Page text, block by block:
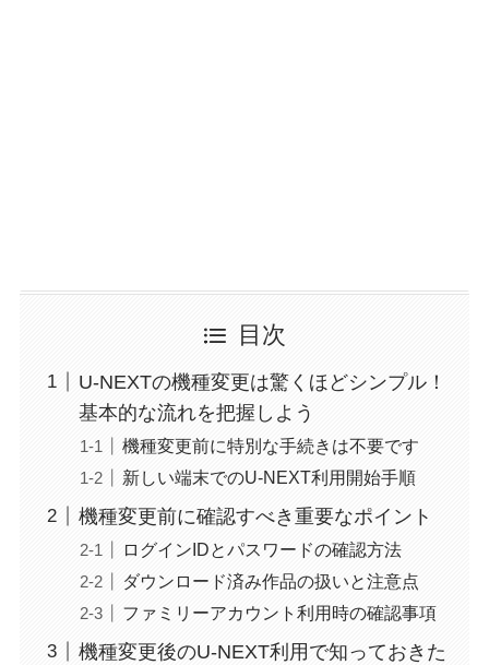
目次
U-NEXTの機種変更は驚くほどシンプル！
基本的な流れを把握しよう
機種変更前に特別な手続きは不要です
新しい端末でのU-NEXT利用開始手順
機種変更前に確認すべき重要なポイント
ログインIDとパスワードの確認方法
ダウンロード済み作品の扱いと注意点
ファミリーアカウント利用時の確認事項
機種変更後のU-NEXT利用で知っておきた